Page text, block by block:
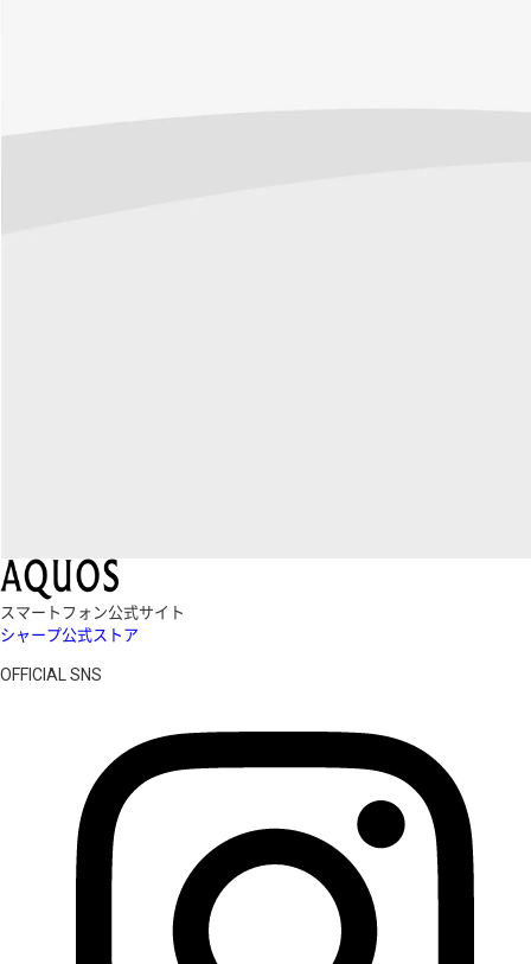
スマートフォン公式サイト
シャープ公式ストア
OFFICIAL SNS